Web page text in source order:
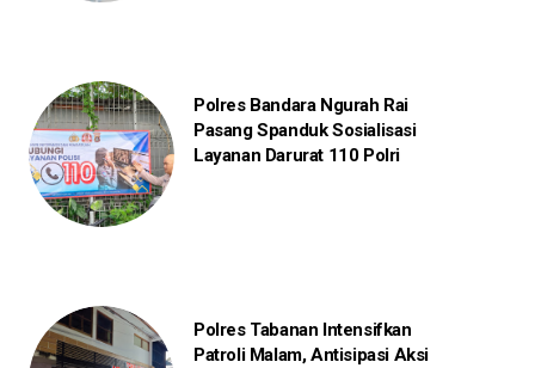
Polres Bandara Ngurah Rai
Pasang Spanduk Sosialisasi
Layanan Darurat 110 Polri
Polres Tabanan Intensifkan
Patroli Malam, Antisipasi Aksi